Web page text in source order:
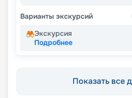
Варианты экскурсий
Экскурсия
Подробнее
Показать все